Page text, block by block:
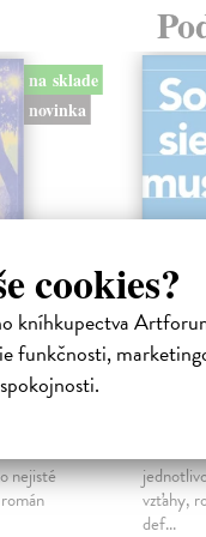
cookies?
kníhkupectva
funkčnosti,
na sklade
novinka
nejisté
vzťahy,
def...